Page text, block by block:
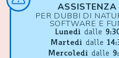
ASSISTENZA
PER DUBBI DI
SOFTWARE E
Lunedì dalle
Martedì dalle
Mercoledì dalle